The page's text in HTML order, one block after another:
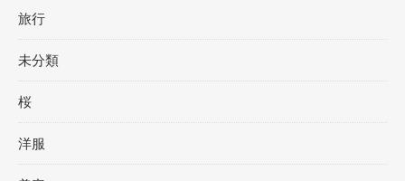
旅行
未分類
桜
洋服